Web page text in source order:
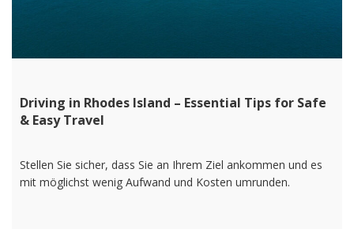
Driving in Rhodes Island – Essential Tips for Safe
& Easy Travel
Stellen Sie sicher, dass Sie an Ihrem Ziel ankommen und es
mit möglichst wenig Aufwand und Kosten umrunden.